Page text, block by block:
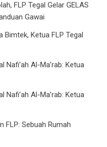
FLP Tegal Gelar GELAS
Gawai
Bimtek, Ketua FLP Tegal
Nafi’ah Al-Ma’rab: Ketua
Nafi’ah Al-Ma’rab: Ketua
FLP: Sebuah Rumah